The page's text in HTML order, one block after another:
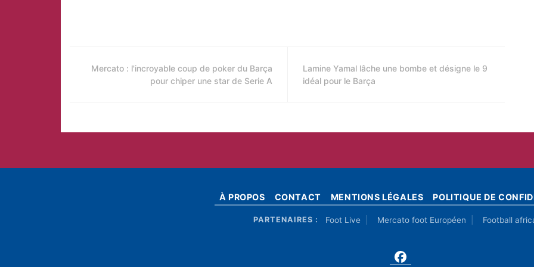
Mercato : l'incroyable coup de poker du Barça
pour chiper une star de Serie A
Lamine Yamal lâche une bombe et désigne le 9
idéal pour le Barça
À PROPOS CONTACT MENTIONS LÉGALES POLITIQUE DE
PARTENAIRES : Foot Live Mercato foot Européen Football